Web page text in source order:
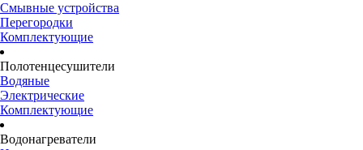
Смывные устройства
Перегородки
Комплектующие
Полотенцесушители
Водяные
Электрические
Комплектующие
Водонагреватели